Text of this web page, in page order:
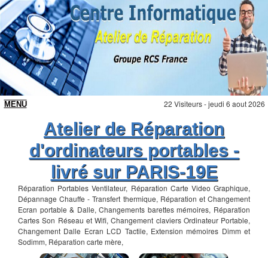
22 Visiteurs - jeudi 6 aout 2026
Atelier de Réparation
d'ordinateurs portables -
livré sur PARIS-19E
Réparation Portables Ventilateur, Réparation Carte Video Graphique,
Dépannage Chauffe - Transfert thermique, Réparation et Changement
Ecran portable & Dalle, Changements barettes mémoires, Réparation
Cartes Son Réseau et Wifi, Changement claviers Ordinateur Portable,
Changement Dalle Ecran LCD Tactile, Extension mémoires Dimm et
Sodimm, Réparation carte mère,